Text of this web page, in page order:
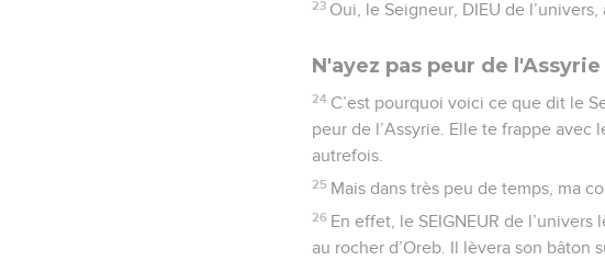
23 Oui, le Seigneur, DIEU de
N'ayez pas peur de l'Assyrie
24 C’est pourquoi voici ce que dit le
peur de l’Assyrie. Elle te frappe
autrefois.
25 Mais dans très peu de temps, ma
26 En effet, le SEIGNEUR de
au rocher d’Oreb. Il lèvera son bâton